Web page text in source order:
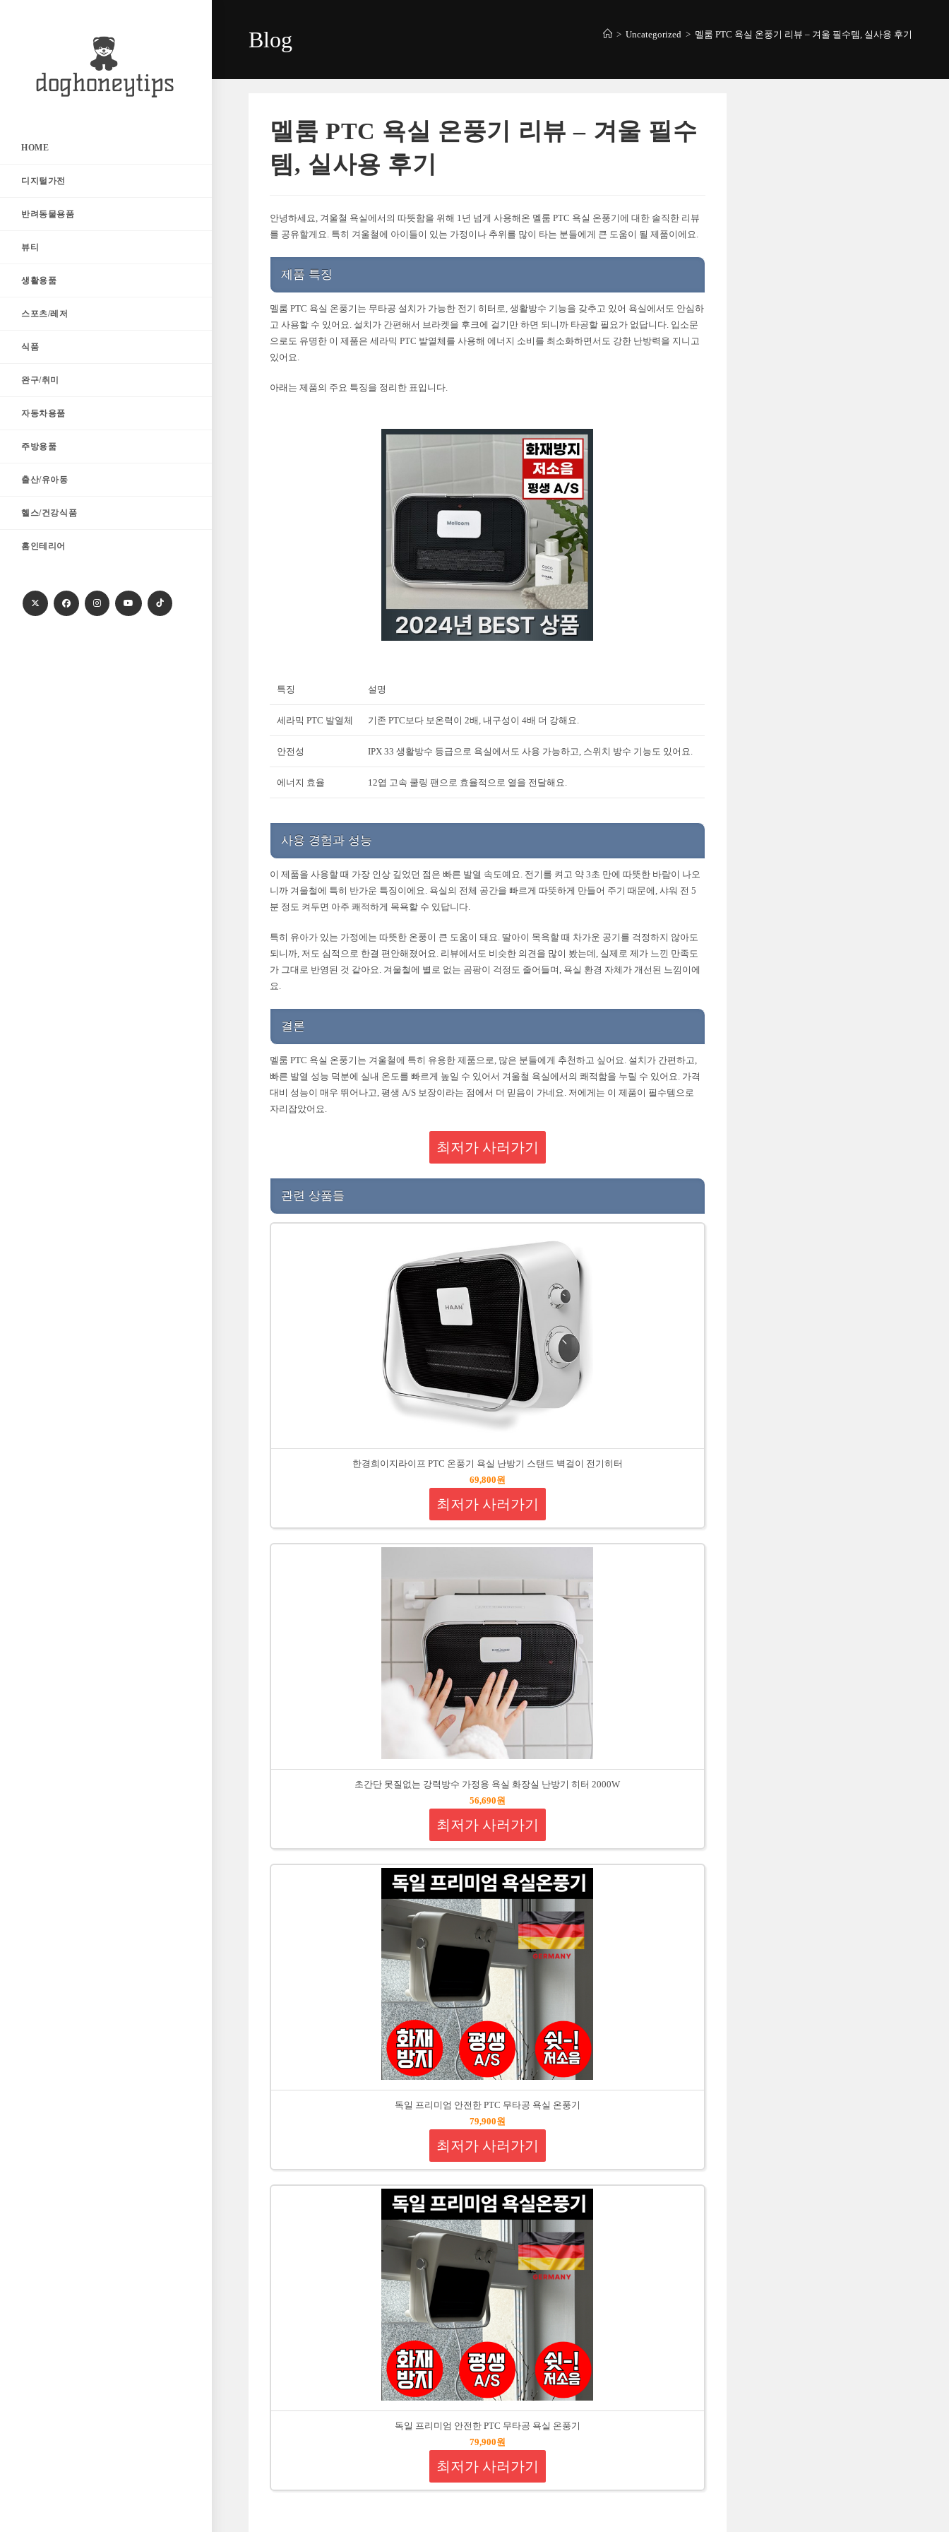
HOME
디지털가전
반려동물용품
뷰티
생활용품
스포츠/레저
식품
완구/취미
자동차용품
주방용품
출산/유아동
헬스/건강식품
홈인테리어
Blog > Uncategorized > 멜룸 PTC 욕실 온풍기 리뷰 – 겨울 필수템, 실사용 후기
멜룸 PTC 욕실 온풍기 리뷰 – 겨울 필수
템, 실사용 후기
안녕하세요, 겨울철 욕실에서의 따뜻함을 위해 1년 넘게 사용해온 멜룸 PTC 욕실 온풍기에 대한 솔직한 리뷰
를 공유할게요. 특히 겨울철에 아이들이 있는 가정이나 추위를 많이 타는 분들에게 큰 도움이 될 제품이에요.
제품 특징
멜룸 PTC 욕실 온풍기는 무타공 설치가 가능한 전기 히터로, 생활방수 기능을 갖추고 있어 욕실에서도 안심하
고 사용할 수 있어요. 설치가 간편해서 브라켓을 후크에 걸기만 하면 되니까 타공할 필요가 없답니다. 입소문
으로도 유명한 이 제품은 세라믹 PTC 발열체를 사용해 에너지 소비를 최소화하면서도 강한 난방력을 지니고
있어요.
아래는 제품의 주요 특징을 정리한 표입니다.
특징 설명
세라믹 PTC 발열체 기존 PTC보다 보온력이 2배, 내구성이 4배 더 강해요.
안전성 IPX 33 생활방수 등급으로 욕실에서도 사용 가능하고, 스위치 방수 기능도 있어요.
에너지 효율 12엽 고속 쿨링 팬으로 효율적으로 열을 전달해요.
사용 경험과 성능
이 제품을 사용할 때 가장 인상 깊었던 점은 빠른 발열 속도예요. 전기를 켜고 약 3초 만에 따뜻한 바람이 나오
니까 겨울철에 특히 반가운 특징이에요. 욕실의 전체 공간을 빠르게 따뜻하게 만들어 주기 때문에, 샤워 전 5
분 정도 켜두면 아주 쾌적하게 목욕할 수 있답니다.
특히 유아가 있는 가정에는 따뜻한 온풍이 큰 도움이 돼요. 딸아이 목욕할 때 차가운 공기를 걱정하지 않아도
되니까, 저도 심적으로 한결 편안해졌어요. 리뷰에서도 비슷한 의견을 많이 봤는데, 실제로 제가 느낀 만족도
가 그대로 반영된 것 같아요. 겨울철에 별로 없는 곰팡이 걱정도 줄어들며, 욕실 환경 자체가 개선된 느낌이에
요.
결론
멜룸 PTC 욕실 온풍기는 겨울철에 특히 유용한 제품으로, 많은 분들에게 추천하고 싶어요. 설치가 간편하고,
빠른 발열 성능 덕분에 실내 온도를 빠르게 높일 수 있어서 겨울철 욕실에서의 쾌적함을 누릴 수 있어요. 가격
대비 성능이 매우 뛰어나고, 평생 A/S 보장이라는 점에서 더 믿음이 가네요. 저에게는 이 제품이 필수템으로
자리잡았어요.
최저가 사러가기
관련 상품들
한경희이지라이프 PTC 온풍기 욕실 난방기 스탠드 벽걸이 전기히터
69,800원
최저가 사러가기
초간단 못질없는 강력방수 가정용 욕실 화장실 난방기 히터 2000W
56,690원
최저가 사러가기
독일 프리미엄 안전한 PTC 무타공 욕실 온풍기
79,900원
최저가 사러가기
독일 프리미엄 안전한 PTC 무타공 욕실 온풍기
79,900원
최저가 사러가기